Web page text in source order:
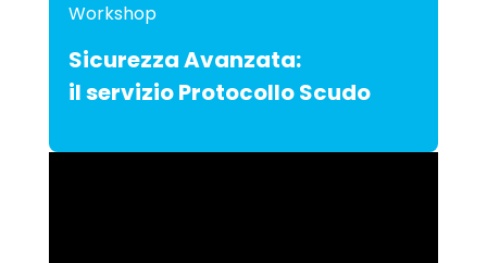
Workshop
Sicurezza Avanzata:
il servizio Protocollo Scudo